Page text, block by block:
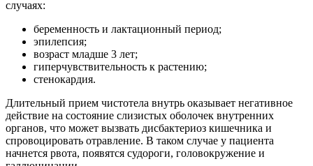
случаях:
беременность и лактационный период;
эпилепсия;
возраст младше 3 лет;
гиперчувствительность к растению;
стенокардия.
Длительный прием чистотела внутрь оказывает негативное
действие на состояние слизистых оболочек внутренних
органов, что может вызвать дисбактериоз кишечника и
спровоцировать отравление. В таком случае у пациента
начнется рвота, появятся судороги, головокружение и